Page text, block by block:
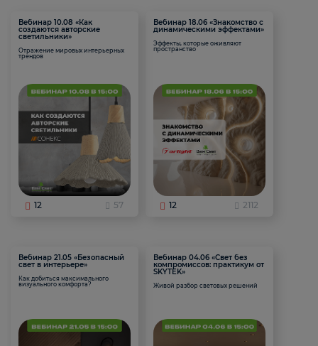
Вебинар 10.08 «Как
создаются авторские
светильники»
Отражение мировых интерьерных
трендов
12 57
Вебинар 18.06 «Знакомство с
динамическими эффектами»
Эффекты, которые оживляют
пространство
12 2112
Вебинар 21.05 «Безопасный
свет в интерьере»
Как добиться максимального
визуального комфорта?
Вебинар 04.06 «Свет без
компромиссов: практикум от
SKYTEK»
Живой разбор световых решений